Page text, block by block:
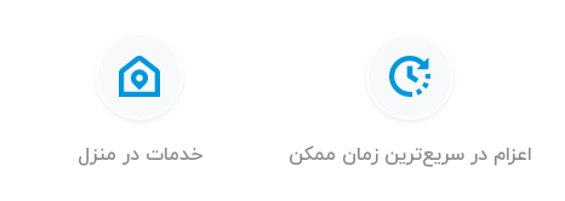
اعزام در سریع‌ترین زمان ممکن خدمات در منزل